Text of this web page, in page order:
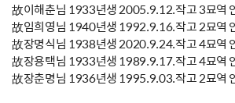
故이해춘님 1933년생 2005.9.12.작고 3묘역
故임희영님 1940년생 1992.9.16.작고 2묘역
故장명식님 1938년생 2020.9.24.작고 4묘역
故장용택님 1933년생 1989.9.17.작고 4묘역
故장춘명님 1936년생 1995.9.03.작고 2묘역